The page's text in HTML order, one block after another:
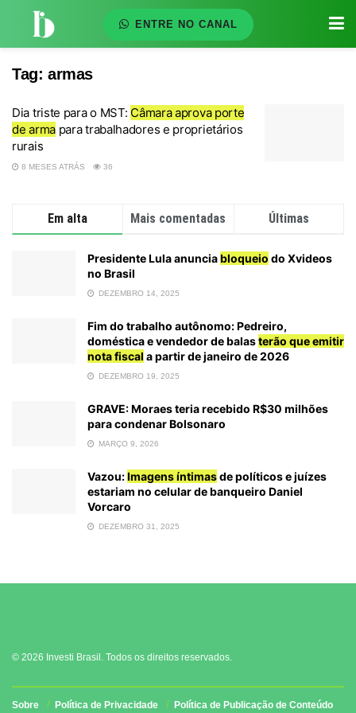
ENTRE NO CANAL
Tag: armas
Dia triste para o MST: Câmara aprova porte
de armapara trabalhadores e proprietários
rurais
8 MESES ATRÁS 36
Em alta Mais comentadas Últimas
Presidente Lula anunciabloqueio do Xvideos
no Brasil
DEZEMBRO 14, 2025
Fim do trabalho autônomo: Pedreiro,
doméstica e vendedor de balasterão que emitir
nota fiscal a partir de janeiro de 2026
DEZEMBRO 19, 2025
GRAVE: Moraes teria recebido R$30 milhões
para condenar Bolsonaro
MARÇO 9, 2026
Vazou:Imagens íntimasde políticos e juízes
estariam no celular de banqueiro Daniel
Vorcaro
DEZEMBRO 31, 2025
© 2026 Investi Brasil. Todos os direitos reservados.
Sobre Política de Privacidade Política de Publicação de Conteúdo